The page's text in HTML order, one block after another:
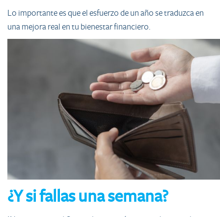
Lo importante es que el esfuerzo de un año se traduzca en
una mejora real en tu bienestar financiero.
¿Y si fallas una semana?